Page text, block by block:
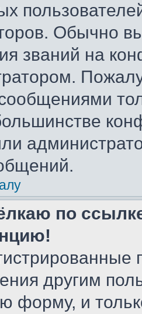
Обычно
званий на
по
другим
форму, и